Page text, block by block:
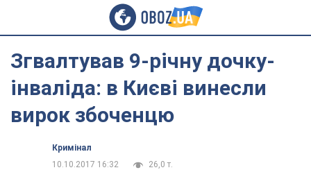
Згвалтував 9-річну дочку-
інваліда: в Києві винесли
вирок збоченцю
Кримінал
10.10.2017 16:32
26,0 т.